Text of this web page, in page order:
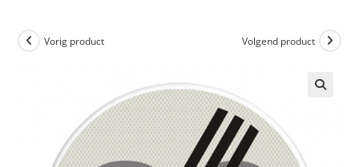
Vorig product Volgend product